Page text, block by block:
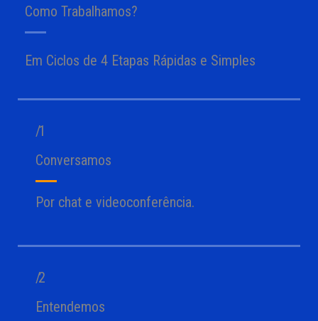
Como Trabalhamos?
Em Ciclos de 4 Etapas Rápidas e Simples
/ 1
Conversamos
Por chat e videoconferência.
/ 2
Entendemos